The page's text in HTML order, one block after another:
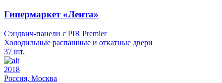
Гипермаркет «Лента»
Сэндвич-панели с PIR Premier
Холодильные распашные и откатные двери
37 шт.
2018
Россия, Москва